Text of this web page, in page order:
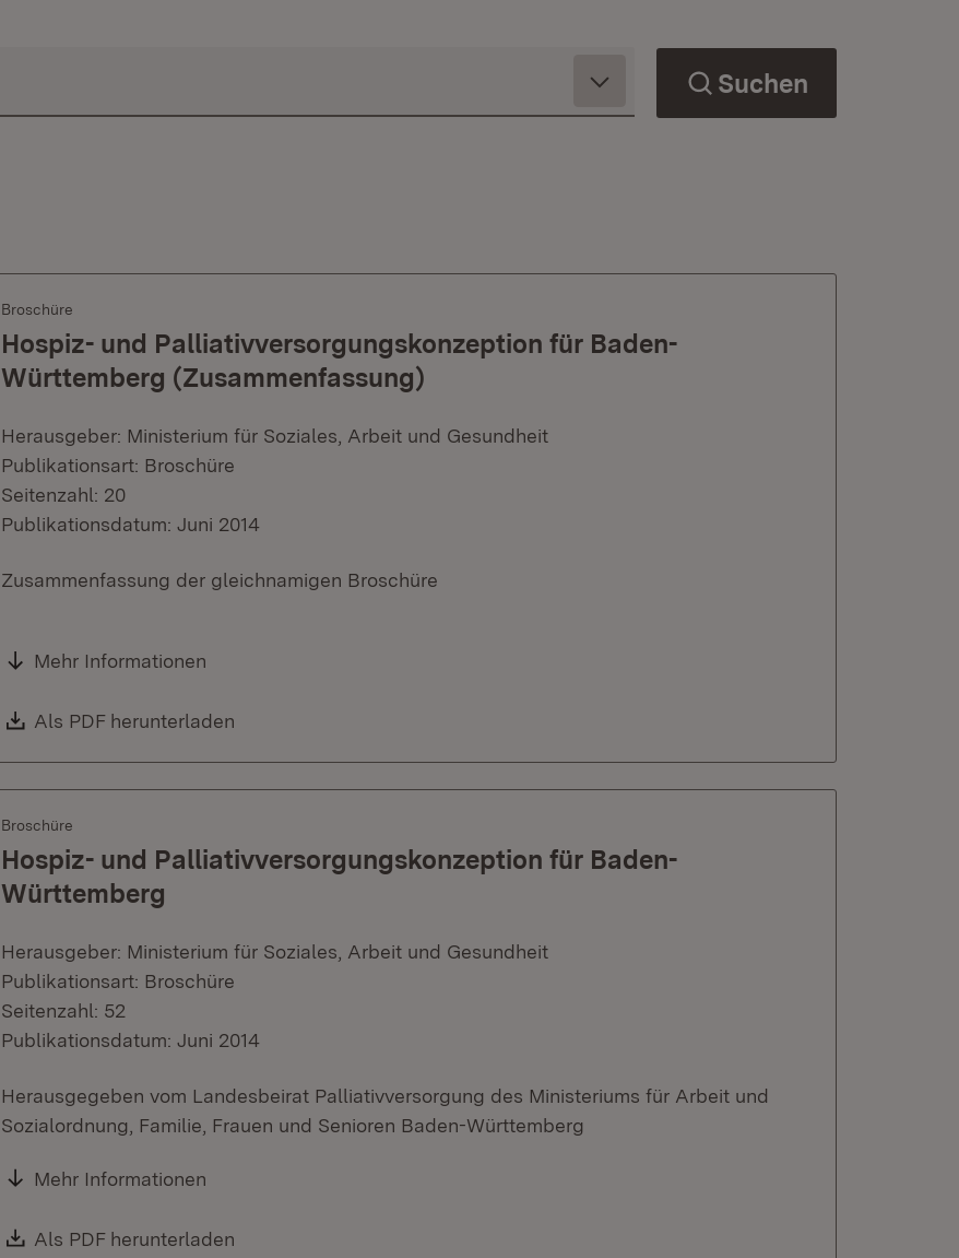
Suchen
Broschüre
Hospiz- und Palliativversorgungskonzeption für Baden-
Württemberg (Zusammenfassung)
Herausgeber: Ministerium für Soziales, Arbeit und Gesundheit
Publikationsart: Broschüre
Seitenzahl: 20
Publikationsdatum: Juni 2014
Zusammenfassung der gleichnamigen Broschüre
Mehr Informationen
Download:
Als PDF herunterladen
Broschüre
Hospiz- und Palliativversorgungskonzeption für Baden-
Württemberg
Herausgeber: Ministerium für Soziales, Arbeit und Gesundheit
Publikationsart: Broschüre
Seitenzahl: 52
Publikationsdatum: Juni 2014
Herausgegeben vom Landesbeirat Palliativversorgung des Ministeriums für Arbeit und
Sozialordnung, Familie, Frauen und Senioren Baden-Württemberg
Mehr Informationen
Download:
Als PDF herunterladen